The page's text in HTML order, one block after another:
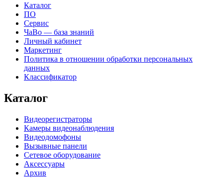
Каталог
ПО
Сервис
ЧаВо — база знаний
Личный кабинет
Маркетинг
Политика в отношении обработки персональных
данных
Классификатор
Каталог
Видеорегистраторы
Камеры видеонаблюдения
Видеодомофоны
Вызывные панели
Сетевое оборудование
Аксессуары
Архив